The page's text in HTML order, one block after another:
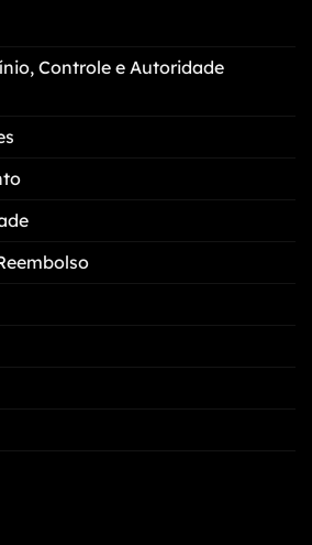
Controle e Autoridade